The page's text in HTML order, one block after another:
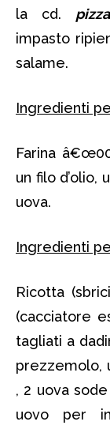
la cd.
impasto
salame.
Ingredienti
Farina
un filo d’olio,
uova.
Ingredienti
Ricotta
(cacciatore
tagliati a
prezzemolo,
, 2 uova
uovo per